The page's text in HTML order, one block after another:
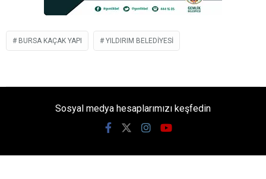
BURSA KAÇAK YAPI YILDIRIM BELEDIYESI
Sosyal medya hesaplarımızı keşfedin